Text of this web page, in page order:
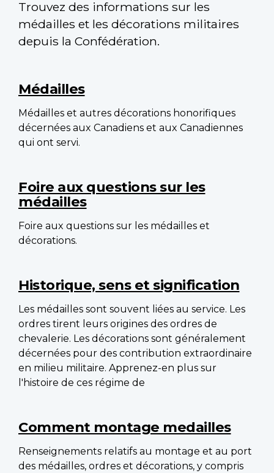
Trouvez des informations sur les
médailles et les décorations militaires
depuis la Confédération.
navigation
Médailles
Médailles et autres décorations honorifiques
décernées aux Canadiens et aux Canadiennes
qui ont servi.
Foire aux questions sur les
médailles
Foire aux questions sur les médailles et
décorations.
Historique, sens et signification
Les médailles sont souvent liées au service. Les
ordres tirent leurs origines des ordres de
chevalerie. Les décorations sont généralement
décernées pour des contribution extraordinaire
en milieu militaire. Apprenez-en plus sur
l'histoire de ces régime de
Comment montage medailles
Renseignements relatifs au montage et au port
des médailles, ordres et décorations, y compris